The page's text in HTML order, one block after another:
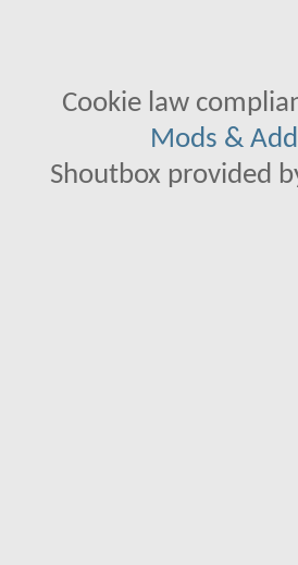
Cookie law
Mods &
Shoutbox provided